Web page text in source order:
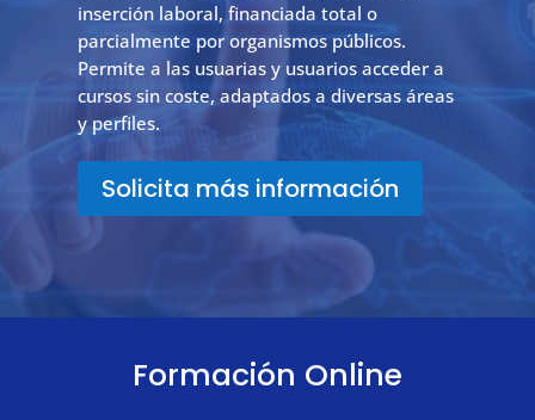
inserción laboral, financiada total o
parcialmente por organismos públicos.
Permite a las usuarias y usuarios acceder a
cursos sin coste, adaptados a diversas áreas
y perfiles.
Solicita más información
Formación Online